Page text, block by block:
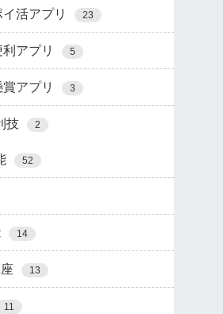
活アプリ 23
アプリ 5
アプリ 3
技 2
52
14
13
11